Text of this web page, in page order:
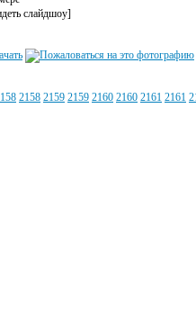
слайдшоу]
2158 2159 2159 2160 2160 2161 2161